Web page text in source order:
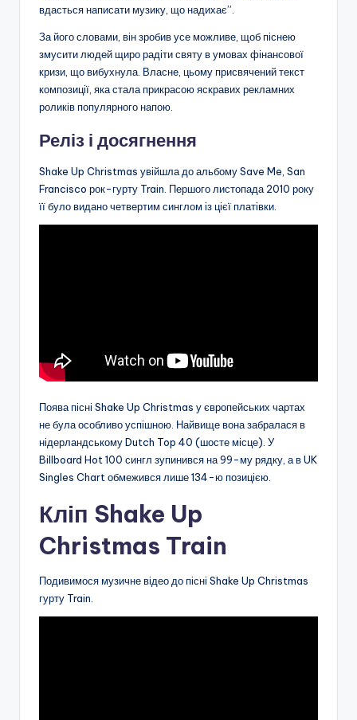
вдасться написати музику, що надихає”.
За його словами, він зробив усе можливе, щоб піснею
змусити людей щиро радіти святу в умовах фінансової
кризи, що вибухнула. Власне, цьому присвячений текст
композиції, яка стала прикрасою яскравих рекламних
роликів популярного напою.
Реліз і досягнення
Shake Up Christmas увійшла до альбому Save Me, San
Francisco рок-гурту Train. Першого листопада 2010 року
її було видано четвертим синглом із цієї платівки.
Поява пісні Shake Up Christmas у європейських чартах
не була особливо успішною. Найвище вона забралася в
нідерландському Dutch Top 40 (шосте місце). У
Billboard Hot 100 сингл зупинився на 99-му рядку, а в UK
Singles Chart обмежився лише 134-ю позицією.
Кліп Shake Up
Christmas Train
Подивимося музичне відео до пісні Shake Up Christmas
гурту Train.